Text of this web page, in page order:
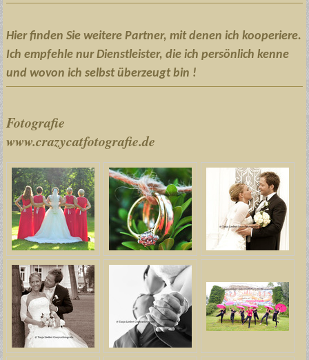
Hier finden Sie weitere Partner, mit denen ich kooperiere.
Ich empfehle nur Dienstleister, die ich persönlich kenne
und wovon ich selbst überzeugt bin !
Fotografie
www.crazycatfotografie.de